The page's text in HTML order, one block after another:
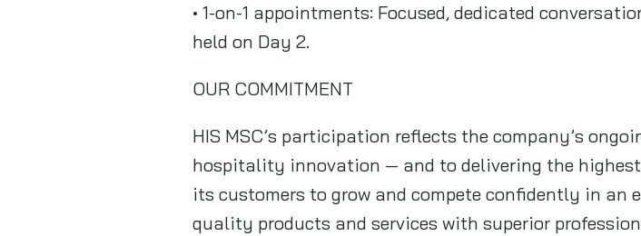
• 1-on-1 appointments: Focused, dedicated
held on Day 2.
OUR COMMITMENT
HIS MSC’s participation reflects the company’s
hospitality innovation — and to delivering the
its customers to grow and compete confidently in an
quality products and services with superior